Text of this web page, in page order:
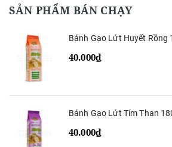
SẢN PHẨM BÁN CHẠY
Bánh Gạo Lứt Huyết Rồng
40.000₫
Bánh Gạo Lứt Tím Than
40.000₫